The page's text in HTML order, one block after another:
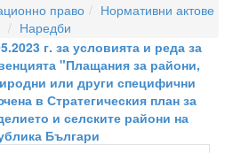
право
Нормативни актове
Наредби
г. за условията и реда за
"Плащания за райони,
или други специфични
в Стратегическия план за
и селските райони на
Българи